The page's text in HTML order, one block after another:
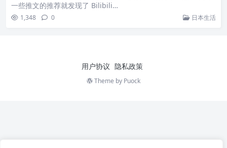
一些推文的推荐就发现了 Bilibili…
1,348 0 日本生活
用户协议 隐私政策
Theme by Puock